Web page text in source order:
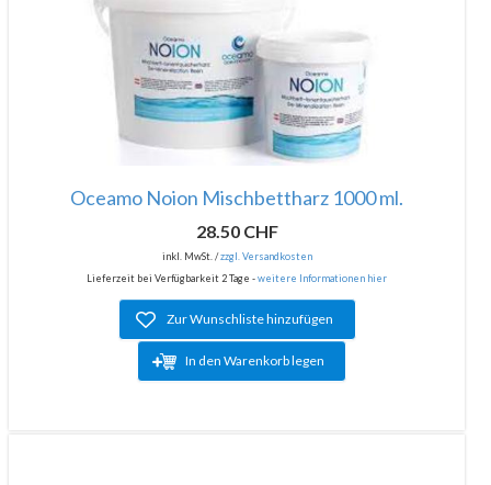
Oceamo Noion Mischbettharz 1000 ml.
28.50 CHF
inkl. MwSt. /zzgl. Versandkosten
Lieferzeit bei Verfügbarkeit 2 Tage -weitere Informationen hier
Zur Wunschliste hinzufügen
In den Warenkorb legen